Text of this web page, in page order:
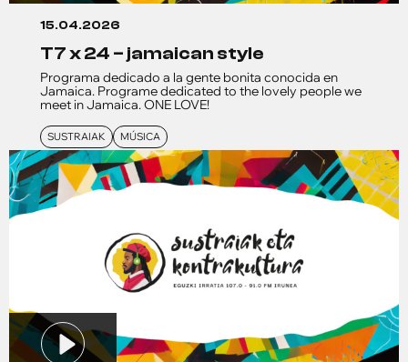
15.04.2026
t7 x 24 – jamaican style
Programa dedicado a la gente bonita conocida en
Jamaica. Programe dedicated to the lovely people we
meet in Jamaica. ONE LOVE!
SUSTRAIAK MÚSICA